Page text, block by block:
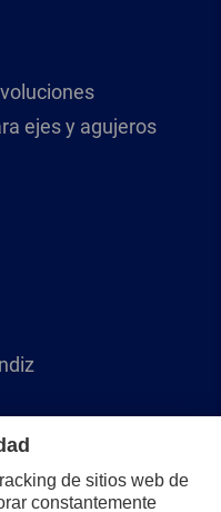
ejes y agujeros